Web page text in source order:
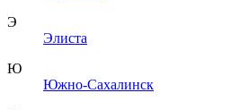
Э
Элиста
Ю
Южно-Сахалинск